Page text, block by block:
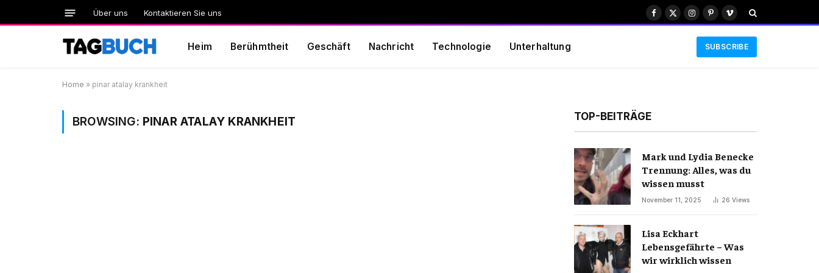
Über uns Kontaktieren Sie uns Facebook
X
Instagram
PinterestVimeo
Heim Berühmtheit Geschäft Nachricht Technologie Unterhaltung SUBSCRIBE
Home » pinar atalay krankheit
BROWSING: PINAR ATALAY KRANKHEIT TOP-BEITRÄGE
Mark und Lydia Benecke
Trennung: Alles, was du
wissen musst
November 11, 2025 26 Views
Lisa Eckhart
Lebensgefährte – Was
wir wirklich wissen